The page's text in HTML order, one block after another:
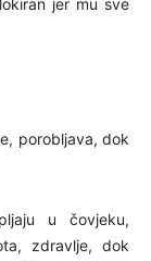
jer mu sve
porobljava, dok
u čovjeku,
zdravlje, dok